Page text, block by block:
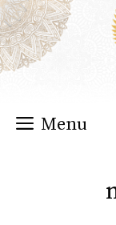
Sari
la
conținut
Menu